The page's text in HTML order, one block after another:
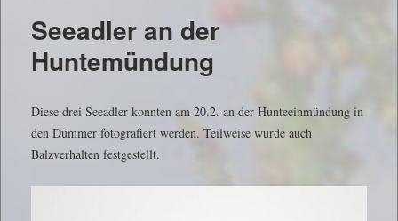
Seeadler an der
Huntemündung
Diese drei Seeadler konnten am 20.2. an der Hunteeinmündung in
den Dümmer fotografiert werden. Teilweise wurde auch
Balzverhalten festgestellt.